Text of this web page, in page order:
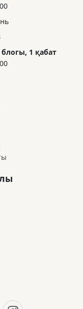
1 қабат